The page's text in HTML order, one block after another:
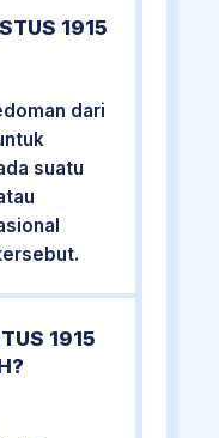
1915
dari
suatu
1915